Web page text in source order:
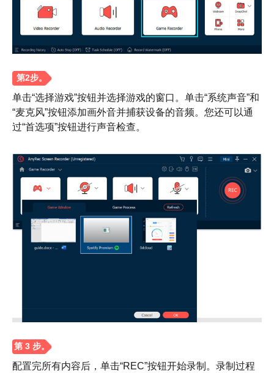
单击“选择游戏”按钮并选择游戏的窗口。单击“系统声音”和
“麦克风”按钮添加画外音并捕获设备的音频。您还可以通
过“首选项”按钮进行声音检查。
配置完所有内容后，单击“REC”按钮开始录制。录制过程